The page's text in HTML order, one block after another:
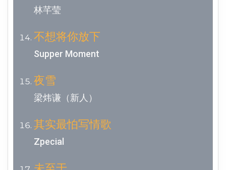
林芊莹
不想将你放下
Supper Moment
夜雪
梁炜谦（新人）
其实最怕写情歌
Zpecial